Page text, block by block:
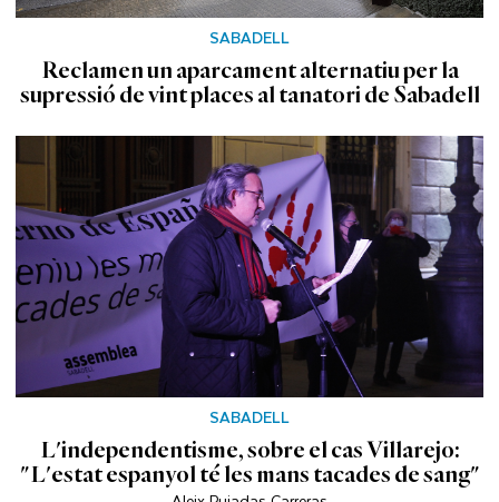
SABADELL
Reclamen un aparcament alternatiu per la
supressió de vint places al tanatori de Sabadell
SABADELL
L'independentisme, sobre el cas Villarejo:
"L'estat espanyol té les mans tacades de sang"